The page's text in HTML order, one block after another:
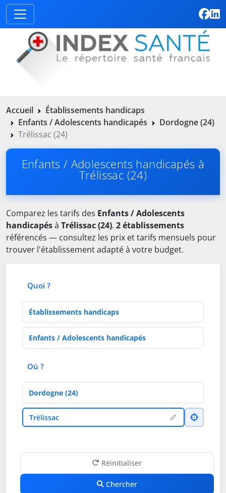
Accueil
Établissements handicaps
Enfants / Adolescents handicapés
Dordogne (24)
Trélissac (24)
Enfants / Adolescents handicapés à
Trélissac (24)
Comparez les tarifs des Enfants / Adolescents
handicapésà Trélissac (24). 2 établissements
référencés — consultez les prix et tarifs mensuels pour
trouver l'établissement adapté à votre budget.
Quoi ?
Type d'établissement
Activités de soins
Où ?
Département
VilleTrélissac
Réinitialiser
Chercher